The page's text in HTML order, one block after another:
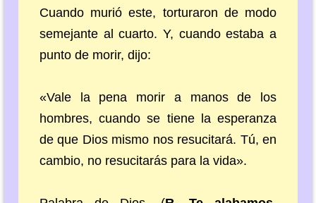
Cuando murió este, torturaron de modo
semejante al cuarto. Y, cuando estaba a
punto de morir, dijo:
«Vale la pena morir a manos de los
hombres, cuando se tiene la esperanza
de que Dios mismo nos resucitará. Tú, en
cambio, no resucitarás para la vida».